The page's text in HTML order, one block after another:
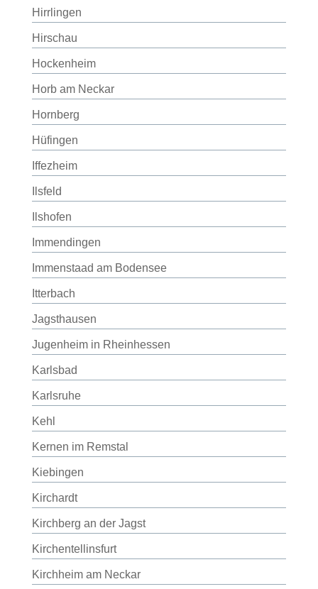
Hirrlingen
Hirschau
Hockenheim
Horb am Neckar
Hornberg
Hüfingen
Iffezheim
Ilsfeld
Ilshofen
Immendingen
Immenstaad am Bodensee
Itterbach
Jagsthausen
Jugenheim in Rheinhessen
Karlsbad
Karlsruhe
Kehl
Kernen im Remstal
Kiebingen
Kirchardt
Kirchberg an der Jagst
Kirchentellinsfurt
Kirchheim am Neckar